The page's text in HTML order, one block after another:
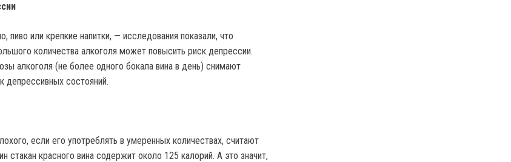
пиво или крепкие напитки, — исследования показали, что
количества алкоголя может повысить риск депрессии.
алкоголя (не более одного бокала вина в день) снимают
депрессивных состояний.
если его употреблять в умеренных количествах, считают
стакан красного вина содержит около 125 калорий. А это значит,